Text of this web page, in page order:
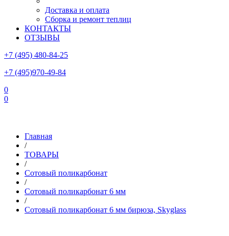
Доставка и оплата
Сборка и ремонт теплиц
КОНТАКТЫ
ОТЗЫВЫ
+7 (495) 480-84-25
+7 (495)970-49-84
0
0
Главная
/
ТОВАРЫ
/
Сотовый поликарбонат
/
Сотовый поликарбонат 6 мм
/
Сотовый поликарбонат 6 мм бирюза, Skyglass